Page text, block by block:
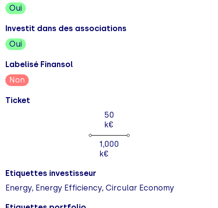
Oui
Investit dans des associations
Oui
Labelisé Finansol
Non
Ticket
50
k€
1,000
k€
Etiquettes investisseur
Energy, Energy Efficiency, Circular Economy